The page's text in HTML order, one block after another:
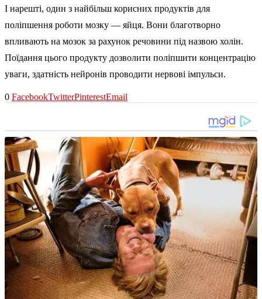
І нарешті, один з найбільш корисних продуктів для
поліпшення роботи мозку — яйця. Вони благотворно
впливають на мозок за рахунок речовини під назвою холін.
Поїдання цього продукту дозволити поліпшити концентрацію
уваги, здатність нейронів проводити нервові імпульси.
0 FacebookTwitterPinterestEmail